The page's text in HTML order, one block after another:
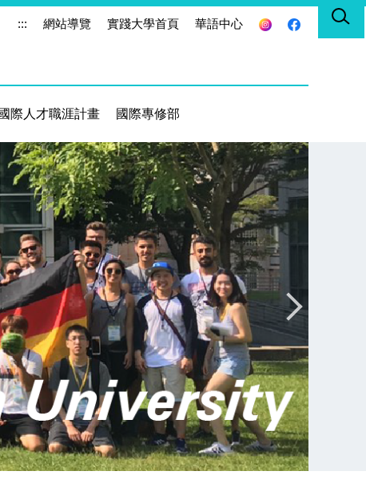
::: 網站導覽 實踐大學首頁 華語中心
國際人才職涯計畫 國際專修部